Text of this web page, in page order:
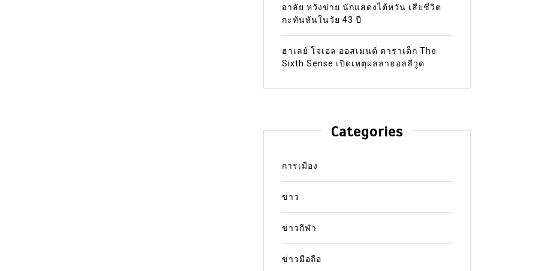
อาลัย หวังข่าย นักแสดงไต้หวัน เสียชีวิต
กะทันหันในวัย 43 ปี
ฮาเลย์ โจเอล ออสเมนต์ ดาราเด็ก The
Sixth Sense เปิดเหตุผลลาฮอลลีวูด
Categories
การเมือง
ข่าว
ข่าวกีฬา
ข่าวมือถือ